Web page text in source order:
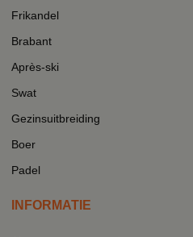
Frikandel
Brabant
Après-ski
Swat
Gezinsuitbreiding
Boer
Padel
INFORMATIE